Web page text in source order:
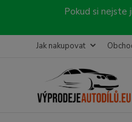
Pokud si nejste
Jak nakupovat